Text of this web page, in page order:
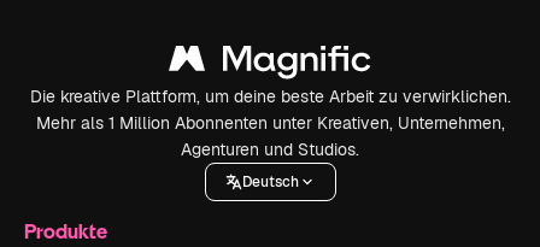
Die kreative Plattform, um deine beste Arbeit zu verwirklichen.
Mehr als 1 Million Abonnenten unter Kreativen, Unternehmen,
Agenturen und Studios.
Deutsch
Produkte